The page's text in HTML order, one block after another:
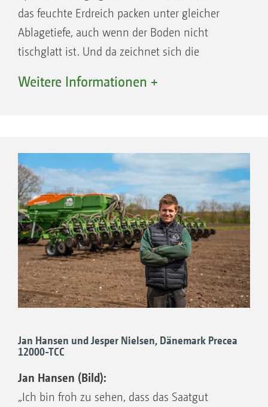
das feuchte Erdreich packen unter gleicher
Ablagetiefe, auch wenn der Boden nicht
tischglatt ist. Und da zeichnet sich die
Ablage aus. Für Fahrten mit Applikationskarte
Weitere Informationen +
Jan Hansen und Jesper Nielsen, Dänemark Precea
12000-TCC
Jan Hansen (Bild):
„Ich bin froh zu sehen, dass das Saatgut